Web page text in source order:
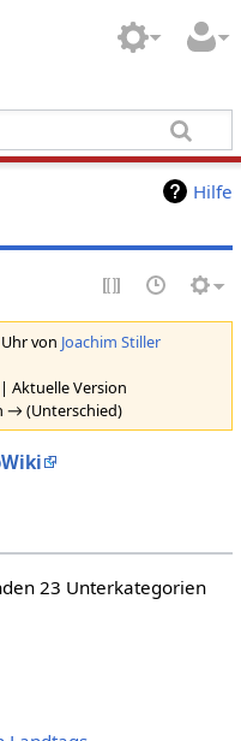
Hilfe
von Joachim Stiller
| Aktuelle Version
→ (Unterschied)
23 Unterkategorien